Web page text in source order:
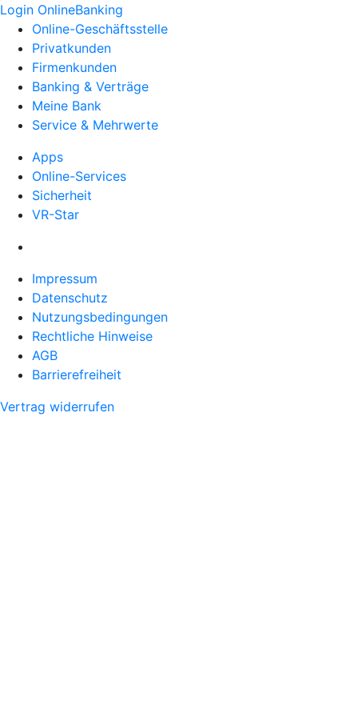
Login OnlineBanking
Online-Geschäftsstelle
Privatkunden
Firmenkunden
Banking & Verträge
Meine Bank
Service & Mehrwerte
Apps
Online-Services
Sicherheit
VR-Star
Impressum
Datenschutz
Nutzungsbedingungen
Rechtliche Hinweise
AGB
Barrierefreiheit
Vertrag widerrufen